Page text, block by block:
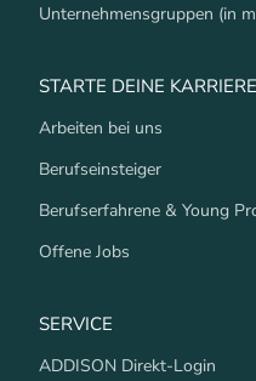
Unternehmensgruppen (in
STARTE DEINE KARRIERE
Arbeiten bei uns
Berufseinsteiger
Berufserfahrene & Young
Offene Jobs
SERVICE
ADDISON Direkt-Login